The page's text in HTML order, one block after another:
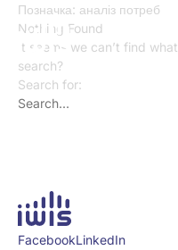
Позначка: аналіз потреб
Nothing Found
It seems we can’t find
search?
Search for:
FacebookLinkedIn